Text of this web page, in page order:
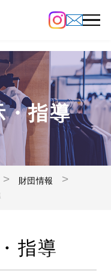
・指導
財団情報
指導